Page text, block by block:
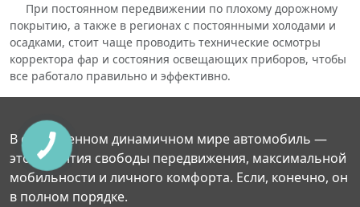
При постоянном передвижении по плохому дорожному
покрытию, а также в регионах с постоянными холодами и
осадками, стоит чаще проводить технические осмотры
корректора фар и состояния освещающих приборов, чтобы
все работало правильно и эффективно.
В современном динамичном мире автомобиль —
это гарантия свободы передвижения, максимальной
мобильности и личного комфорта. Если, конечно, он
в полном порядке.